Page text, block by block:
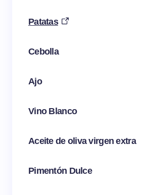
Patatas
Cebolla
Ajo
Vino Blanco
Aceite de oliva virgen extra
Pimentón Dulce